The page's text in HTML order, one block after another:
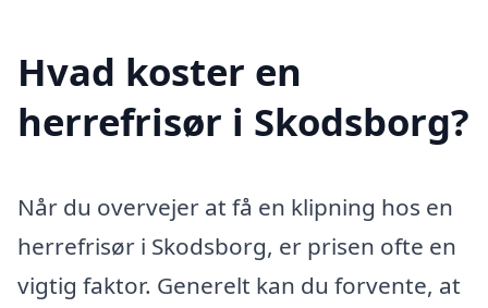
Hvad koster en
herrefrisør i Skodsborg?
Når du overvejer at få en klipning hos en
herrefrisør i Skodsborg, er prisen ofte en
vigtig faktor. Generelt kan du forvente, at